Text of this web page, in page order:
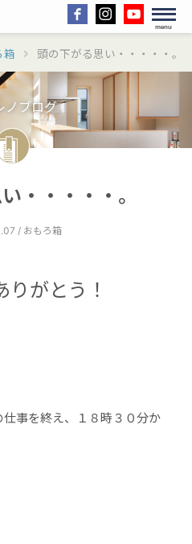
menu
箱 頭の下がる思い・・・・・。
ノブログ
・・・・・。
/ おもろ箱
りがとう！
事を終え、１８時３０分か